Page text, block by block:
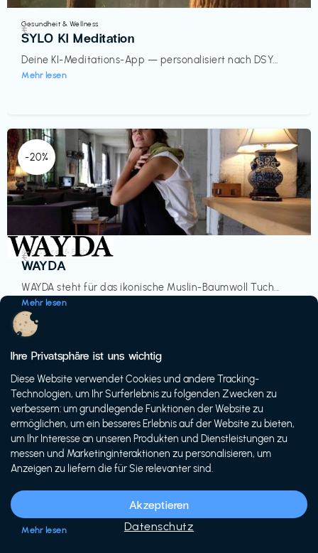
Gesundheit & Wellness
SYLO KI Meditation
Deine KI-Meditations-App — personalisiert nach DSY...
Mehr lesen
€‎
-20%
Accessoires & Fashion
WAYDA
WAYDA steht für das ikonische Muslin-Baumwoll Tuch...
Mehr lesen
€‎
-20%
Siech Cycles
Entdecke den Schweizer Brand für urbane Fahrräder...
Mehr lesen
Ihre Privatsphäre ist uns wichtig
Diese Website verwendet Cookies und andere Tracking-
Technologien, um Ihr Surferlebnis zu folgenden Zwecken zu
verbessern: um grundlegende Funktionen der Website zu
ermöglichen, um ein besseres Erlebnis auf der Website zu bieten,
um Ihr Interesse an unseren Produkten und Dienstleistungen zu
messen und Marketinginteraktionen zu personalisieren, um
Anzeigen zu liefern die für Sie relevanter sind.
Akzeptieren
Datenschutz